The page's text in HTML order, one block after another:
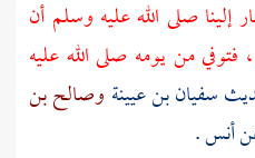
صلى الله عليه وسلم أن
من يومه صلى الله عليه
سفيان بن عيينة وصالح بن
أنس.